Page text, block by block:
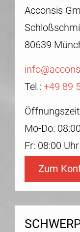
Acconsis
80639
Tel.: +49 89
Mo-Do:
Fr: 08:00
Zum